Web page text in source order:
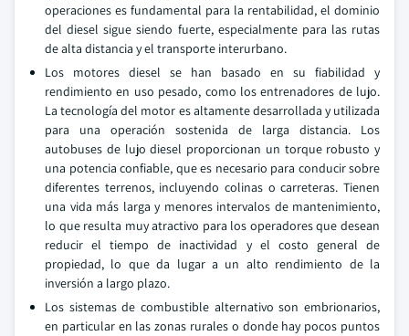
operaciones es fundamental para la rentabilidad, el dominio
del diesel sigue siendo fuerte, especialmente para las rutas
de alta distancia y el transporte interurbano.
Los motores diesel se han basado en su fiabilidad y
rendimiento en uso pesado, como los entrenadores de lujo.
La tecnología del motor es altamente desarrollada y utilizada
para una operación sostenida de larga distancia. Los
autobuses de lujo diesel proporcionan un torque robusto y
una potencia confiable, que es necesario para conducir sobre
diferentes terrenos, incluyendo colinas o carreteras. Tienen
una vida más larga y menores intervalos de mantenimiento,
lo que resulta muy atractivo para los operadores que desean
reducir el tiempo de inactividad y el costo general de
propiedad, lo que da lugar a un alto rendimiento de la
inversión a largo plazo.
Los sistemas de combustible alternativo son embrionarios,
en particular en las zonas rurales o donde hay pocos puntos